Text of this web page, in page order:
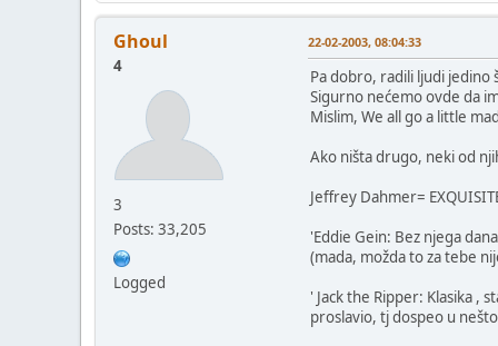
Ghoul
4
3
Posts: 33,205
Logged
22-02-2003, 08:04:33
Pa dobro, radili ljudi
Sigurno nećemo ovde da
Mislim, We all go a little
Ako ništa drugo, neki od
Jeffrey Dahmer=
'Eddie Gein: Bez njega
(mada, možda to za tebe
' Jack the Ripper: Klasika ,
proslavio, tj dospeo u